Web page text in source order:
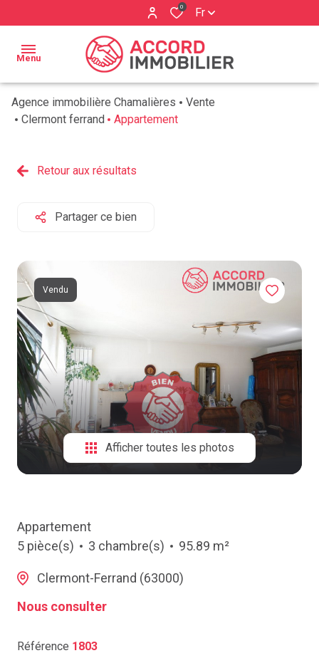
0 Fr
Menu
ACCUEIL
VENDRE
AVIS
CLIENTS
NOTRE
AGENCE
sommes
CONTACT
Agence immobilière Chamalières
Vente
Clermont ferrand
Appartement
Retour aux résultats
Partager ce bien
Vendu
Afficher toutes les photos
Appartement
5 pièce(s)
3 chambre(s) 95.89 m²
Clermont-Ferrand (63000)
Nous consulter
Référence 1803